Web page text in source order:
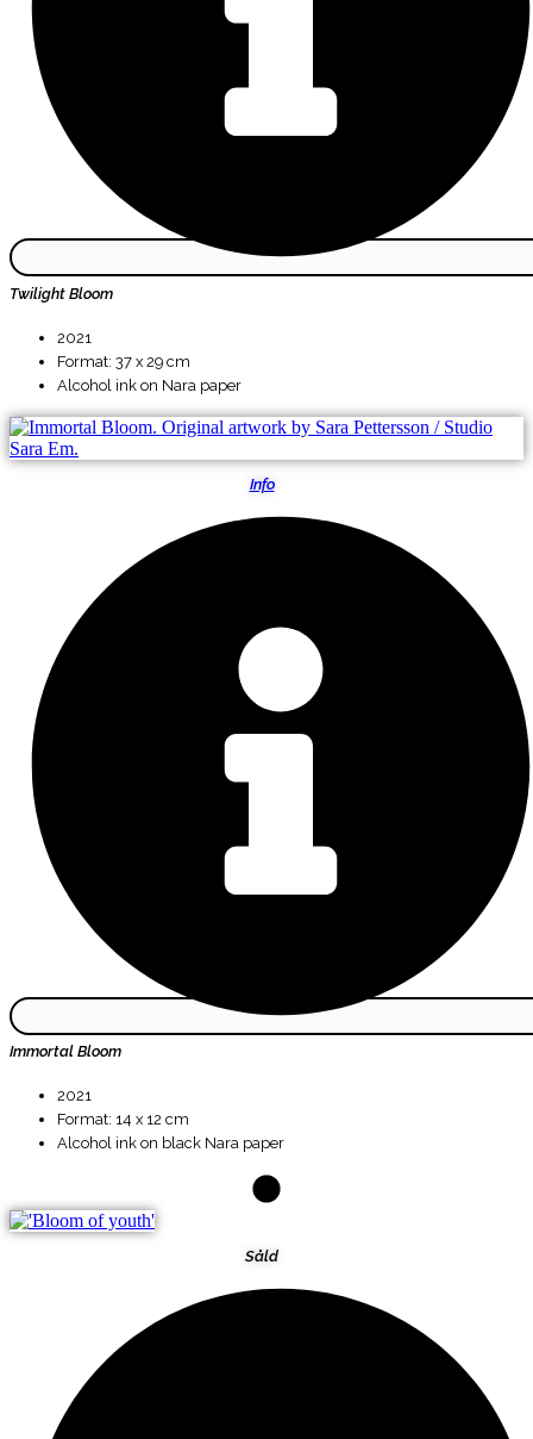
Twilight Bloom
2021
Format: 37 x 29 cm
Alcohol ink on Nara paper
Info
Immortal Bloom
2021
Format: 14 x 12 cm
Alcohol ink on black Nara paper
Såld